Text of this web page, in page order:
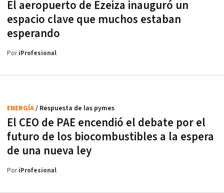
El aeropuerto de Ezeiza inauguró un
espacio clave que muchos estaban
esperando
PoriProfesional
El CEO de PAE encendió el debate por el
futuro de los biocombustibles a la espera
de una nueva ley
ENERGÍA/ Respuesta de las pymes
PoriProfesional